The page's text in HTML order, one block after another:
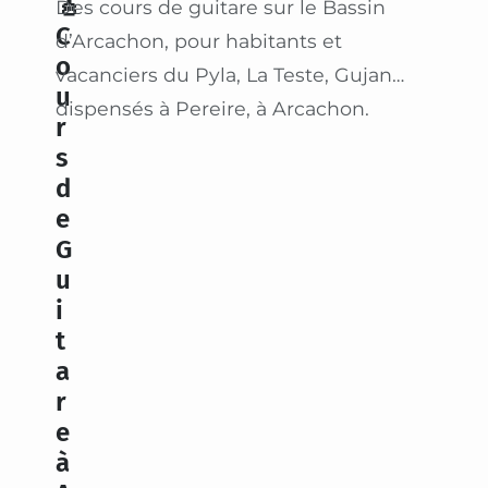
C
o
u
r
s
d
e
G
u
i
t
a
r
e
à
Des cours de guitare sur le Bassin
d’Arcachon, pour habitants et
vacanciers du Pyla, La Teste, Gujan…
dispensés à Pereire, à Arcachon.